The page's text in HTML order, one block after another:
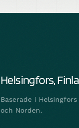
Helsingfors,
Baserade i
och Norden.